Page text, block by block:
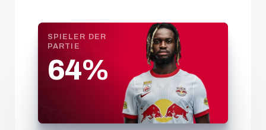
SPIELER DER
PARTIE
64%